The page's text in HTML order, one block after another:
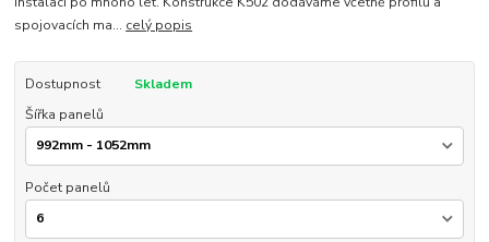
spojovacích ma... celý popis
Dostupnost
Skladem
Šířka panelů
Počet panelů